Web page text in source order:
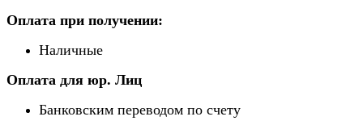
Оплата при получении:
Наличные
Оплата для юр. Лиц
Банковским переводом по счету